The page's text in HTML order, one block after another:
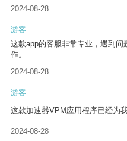
2024-08-28
游客
这款app的客服非常专业，遇到
作。
2024-08-28
游客
这款加速器VPM应用程序已经为
2024-08-28